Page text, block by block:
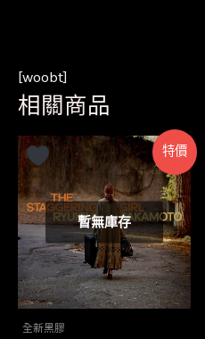
[woobt]
相關商品
特價
暫無庫存
全新黑膠